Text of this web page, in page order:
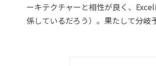
ーキテクチャーと相性が良く、
係しているだろう）。果たして分岐